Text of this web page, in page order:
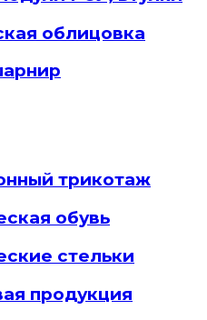
облицовка
трикотаж
обувь
стельки
продукция